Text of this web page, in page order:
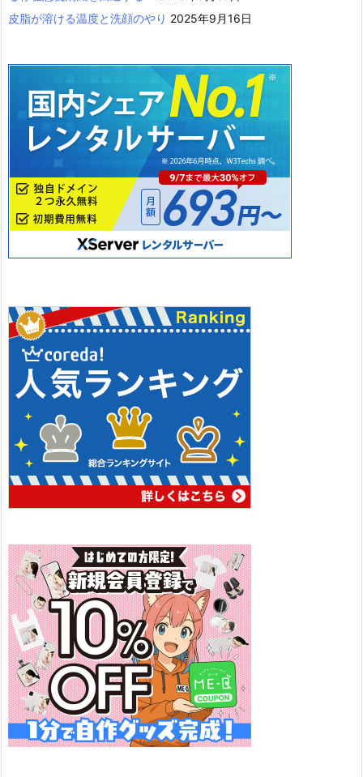
皮脂が溶ける温度と洗顔のやり 2025年9月16日